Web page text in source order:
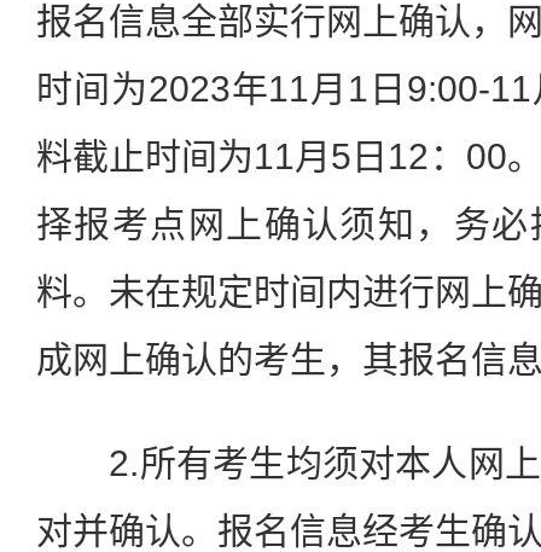
报名信息全部实行网上确认，
时间为2023年11月1日9:00-
料截止时间为11月5日12：00
择报考点网上确认须知，务
料。未在规定时间内进行网上
成网上确认的考生，其报名信
2.所有考生均须对本人网上
对并确认。报名信息经考生确